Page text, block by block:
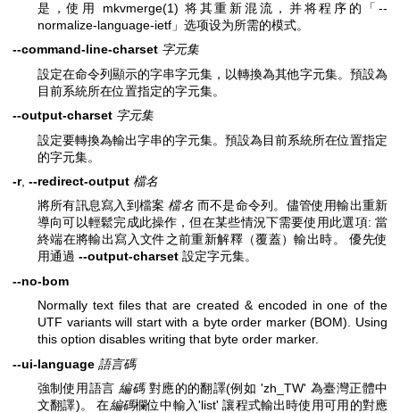
是，使用 mkvmerge(1) 将其重新混流，并将程序的「--
normalize-language-ietf」选项设为所需的模式。
--command-line-charset 字元集
設定在命令列顯示的字串字元集，以轉換為其他字元集。預設為
目前系統所在位置指定的字元集。
--output-charset 字元集
設定要轉換為輸出字串的字元集。預設為目前系統所在位置指定
的字元集。
-r, --redirect-output 檔名
將所有訊息寫入到檔案檔名而不是命令列。儘管使用輸出重新
導向可以輕鬆完成此操作，但在某些情況下需要使用此選項: 當
終端在將輸出寫入文件之前重新解釋（覆蓋）輸出時。 優先使
用通過 --output-charset 設定字元集。
--no-bom
Normally text files that are created & encoded in one of the
UTF variants will start with a byte order marker (BOM). Using
this option disables writing that byte order marker.
--ui-language 語言碼
強制使用語言 編碼對應的的翻譯(例如 'zh_TW' 為臺灣正體中
文翻譯)。 在編碼欄位中輸入'list' 讓程式輸出時使用可用的對應